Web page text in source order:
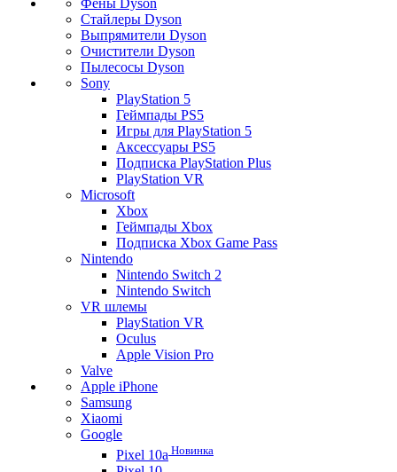
Фены Dyson
Стайлеры Dyson
Выпрямители Dyson
Очистители Dyson
Пылесосы Dyson
Sony
PlayStation 5
Геймпады PS5
Игры для PlayStation 5
Аксессуары PS5
Подписка PlayStation Plus
PlayStation VR
Microsoft
Xbox
Геймпады Xbox
Подписка Xbox Game Pass
Nintendo
Nintendo Switch 2
Nintendo Switch
VR шлемы
PlayStation VR
Oculus
Apple Vision Pro
Valve
Apple iPhone
Samsung
Xiaomi
Google
Pixel 10a Новинка